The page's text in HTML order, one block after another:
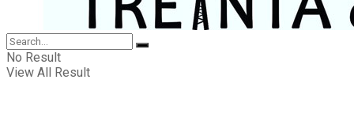
No Result
View All Result